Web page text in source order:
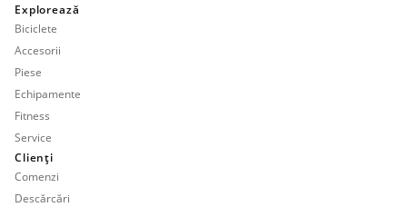
Explorează
Biciclete
Accesorii
Piese
Echipamente
Fitness
Service
Clienți
Comenzi
Descărcări